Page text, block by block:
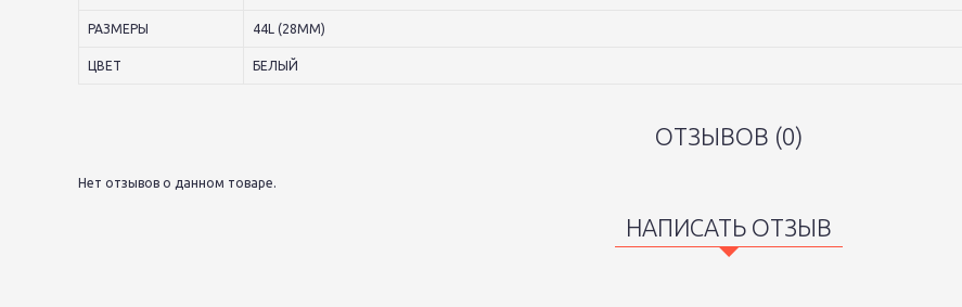
РАЗМЕРЫ 44L (28ММ)
ЦВЕТ БЕЛЫЙ
ОТЗЫВОВ (0)
Нет отзывов о данном товаре.
НАПИСАТЬ ОТЗЫВ